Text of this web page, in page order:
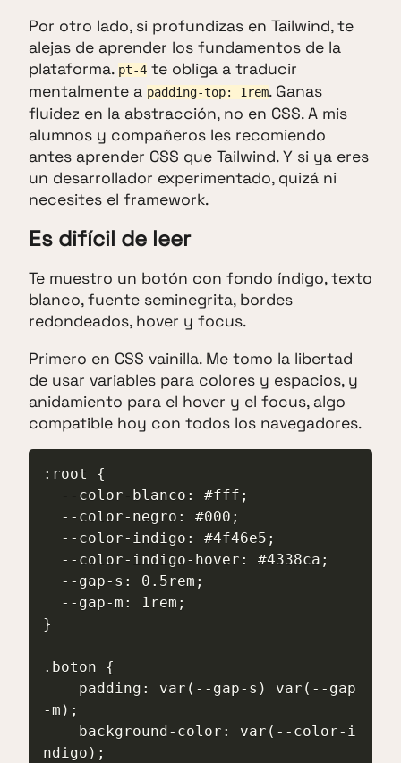
Por otro lado, si profundizas en Tailwind, te
alejas de aprender los fundamentos de la
plataforma. pt-4 te obliga a traducir
mentalmente a padding-top: 1rem. Ganas
fluidez en la abstracción, no en CSS. A mis
alumnos y compañeros les recomiendo
antes aprender CSS que Tailwind. Y si ya eres
un desarrollador experimentado, quizá ni
necesites el framework.
Es difícil de leer
Te muestro un botón con fondo índigo, texto
blanco, fuente seminegrita, bordes
redondeados, hover y focus.
Primero en CSS vainilla. Me tomo la libertad
de usar variables para colores y espacios, y
anidamiento para el hover y el focus, algo
compatible hoy con todos los navegadores.
:root {
}
.boton {
-m);
ndigo);